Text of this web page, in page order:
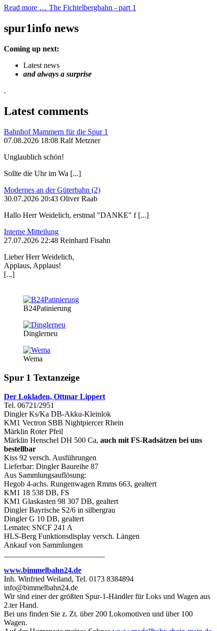
Read more … The Fichtelbergbahn - part 1
spur1info news
Coming up next:
Latest news
and always a surprise
.
Latest comments
Bahnhof Mammern für die Spur 1
07.08.2026 18:08 Ralf Metzner
Unglaublich schön!
Sollte die Uhr im Wa [...]
Modernes an der Güterbahn (2)
30.07.2026 20:43 Oliver Raab
Hallo Herr Weidelich, erstmal "DANKE" f [...]
Interne Mitteilung
27.07.2026 22:48 Reinhard Fisahn
Lieber Herr Weidelich,
Applaus, Applaus!
[...]
B24Patinierung
Dinglerneu
Wema
Spur 1 Textanzeige
Der Lokladen, Ottmar Lippert
Tel. 06721/2951
Dingler Ks/Ka DB-Akku-Kleinlok
KM1 Vectron SBB Nightpiercer Rhein
Märklin Roter Pfeil
Märklin Henschel DH 500 Ca, auch mit FS-Radsätzen bei uns
bestellbar
Kiss 92 versch. Ausführungen
Lieferbar: Dingler Baureihe 87
Aus Sammlungsauflösung:
Hegob 4-achs. Rungenwagen Rmms 663, gealtert
KM1 18 538 DB, FS
KM1 Glaskasten 98 307 DB, gealtert
Dingler Bayrische S2/6 in silbergrau
Dingler G 10 DB, gealtert
Lematec SNCF 241 A
HLS-Berg Funktionsdisplay versch. Längen
Ankauf von Sammlungen
www.bimmelbahn24.de
Inh. Winfried Weiland, Tel. 0173 8384894
info@bimmelbahn24.de
Wir sind einer der größten Spur-1-Händler für Loks und Wagen aus
2.ter Hand.
Bei uns finden Sie z. Zt. über 200 Lokomotiven und über 100
Wagen.